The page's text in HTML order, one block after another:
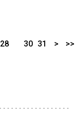
28
30 31 > >>